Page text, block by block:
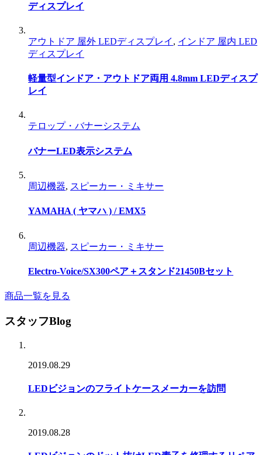
ディスプレイ
アウトドア 屋外 LEDディスプレイ , インドア 屋内 LED
ディスプレイ
軽量型インドア・アウトドア両用 4.8mm LEDディスプ
レイ
テロップ・バナーシステム
バナーLED表示システム
周辺機器, スピーカー・ミキサー
YAMAHA ( ヤマハ ) / EMX5
周辺機器, スピーカー・ミキサー
Electro-Voice/SX300ペア＋スタンド21450Bセット
商品一覧を見る
スタッフBlog
2019.08.29
LEDビジョンのフライトケースメーカーを訪問
2019.08.28